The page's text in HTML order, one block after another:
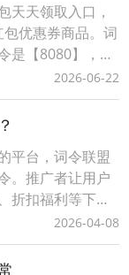
天天领取入口，
优惠券商品。词
是【8080】，每
【 8080 】，搜
入口挑选要购买
包；词令直达
2026-06-22
平台，词令联盟
。推广者让用户
折扣福利等下单
佣金轻松赚钱。0
好一件事让用户
入下单即可获
2026-04-08